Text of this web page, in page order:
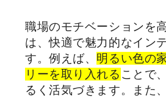
職場のモチベーションを
は、快適で魅力的なイン
す。例えば、 明るい色の
リーを取り入れる ことで
るく活気づきます。また